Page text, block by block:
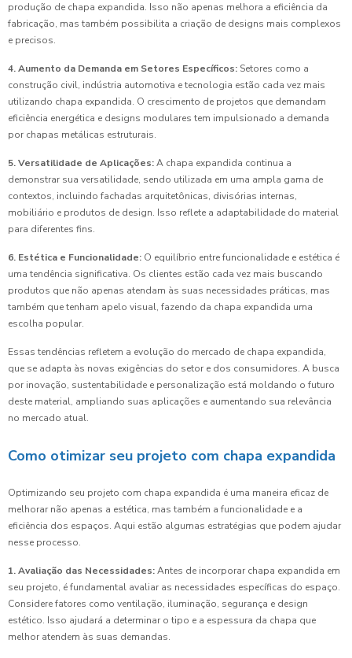
produção de chapa expandida. Isso não apenas melhora a eficiência da
fabricação, mas também possibilita a criação de designs mais complexos
e precisos.
4. Aumento da Demanda em Setores Específicos: Setores como a
construção civil, indústria automotiva e tecnologia estão cada vez mais
utilizando chapa expandida. O crescimento de projetos que demandam
eficiência energética e designs modulares tem impulsionado a demanda
por chapas metálicas estruturais.
5. Versatilidade de Aplicações:A chapa expandida continua a
demonstrar sua versatilidade, sendo utilizada em uma ampla gama de
contextos, incluindo fachadas arquitetônicas, divisórias internas,
mobiliário e produtos de design. Isso reflete a adaptabilidade do material
para diferentes fins.
6. Estética e Funcionalidade: O equilíbrio entre funcionalidade e estética é
uma tendência significativa. Os clientes estão cada vez mais buscando
produtos que não apenas atendam às suas necessidades práticas, mas
também que tenham apelo visual, fazendo da chapa expandida uma
escolha popular.
Essas tendências refletem a evolução do mercado de chapa expandida,
que se adapta às novas exigências do setor e dos consumidores. A busca
por inovação, sustentabilidade e personalização está moldando o futuro
deste material, ampliando suas aplicações e aumentando sua relevância
no mercado atual.
Como otimizar seu projeto com chapa expandida
Optimizando seu projeto com chapa expandida é uma maneira eficaz de
melhorar não apenas a estética, mas também a funcionalidade e a
eficiência dos espaços. Aqui estão algumas estratégias que podem ajudar
nesse processo.
1. Avaliação das Necessidades:Antes de incorporar chapa expandida em
seu projeto, é fundamental avaliar as necessidades específicas do espaço.
Considere fatores como ventilação, iluminação, segurança e design
estético. Isso ajudará a determinar o tipo e a espessura da chapa que
melhor atendem às suas demandas.